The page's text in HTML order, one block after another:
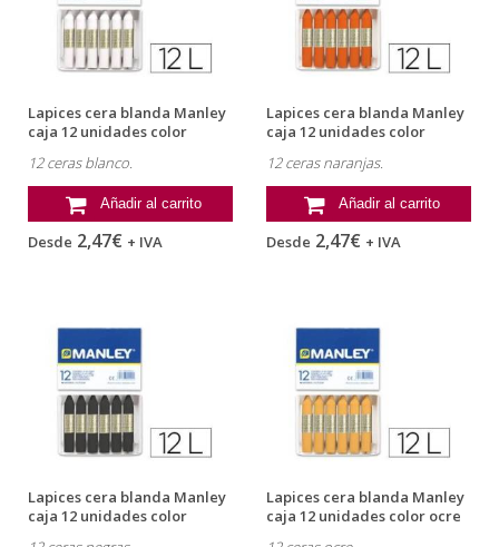
Lapices cera blanda Manley
caja 12 unidades color
12 ceras blanco.
Añadir al carrito
Desde 2,47€ + IVA
Lapices cera blanda Manley
caja 12 unidades color
12 ceras naranjas.
Añadir al carrito
Desde 2,47€ + IVA
Lapices cera blanda Manley
caja 12 unidades color
Lapices cera blanda Manley
caja 12 unidades color ocre